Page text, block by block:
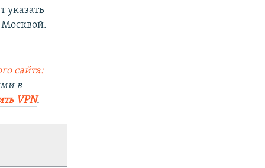
указать
Москвой.
сайта:
в
VPN.